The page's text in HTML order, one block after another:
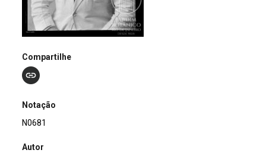
Compartilhe
Notação
N0681
Autor